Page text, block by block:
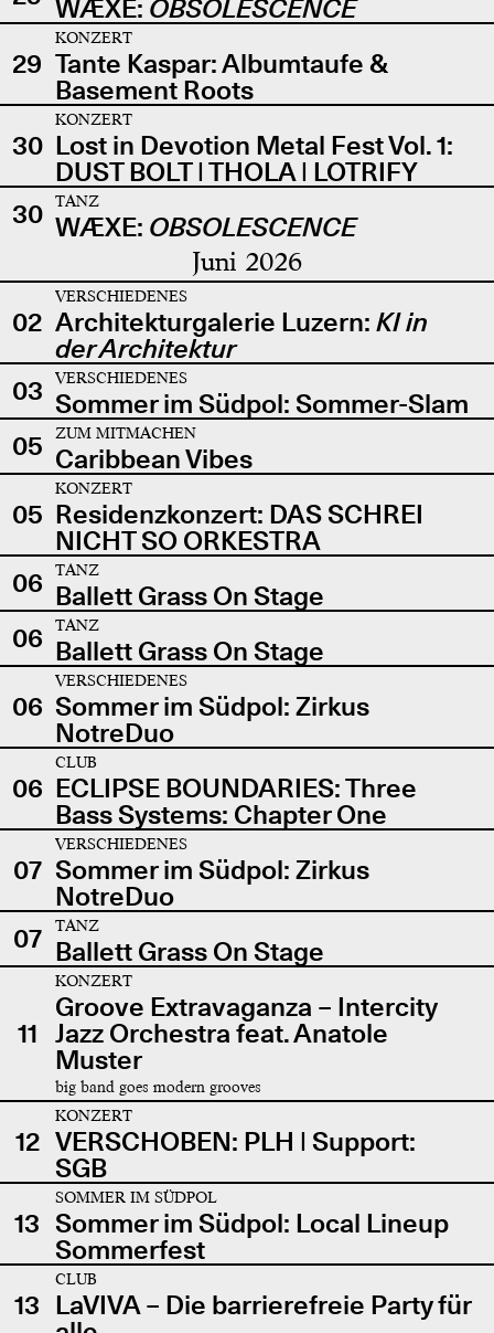
WÆXE: OBSOLESCENCE
29
KONZERT
Tante Kaspar: Albumtaufe &
Basement Roots
30
KONZERT
Lost in Devotion Metal Fest Vol. 1:
DUST BOLT | THOLA | LOTRIFY
30
TANZ
WÆXE: OBSOLESCENCE
Juni 2026
02
VERSCHIEDENES
Architekturgalerie Luzern: KI in
der Architektur
03
VERSCHIEDENES
Sommer im Südpol: Sommer-Slam
05
ZUM MITMACHEN
Caribbean Vibes
05
KONZERT
Residenzkonzert: DAS SCHREI
NICHT SO ORKESTRA
06
TANZ
Ballett Grass On Stage
06
TANZ
Ballett Grass On Stage
06
VERSCHIEDENES
Sommer im Südpol: Zirkus
NotreDuo
06
CLUB
ECLIPSE BOUNDARIES: Three
Bass Systems: Chapter One
07
VERSCHIEDENES
Sommer im Südpol: Zirkus
NotreDuo
07
TANZ
Ballett Grass On Stage
11
KONZERT
Groove Extravaganza – Intercity
Jazz Orchestra feat. Anatole
Muster
big band goes modern grooves
12
KONZERT
VERSCHOBEN: PLH | Support:
SGB
13
SOMMER IM SÜDPOL
Sommer im Südpol: Local Lineup
Sommerfest
13
CLUB
LaVIVA – Die barrierefreie Party für